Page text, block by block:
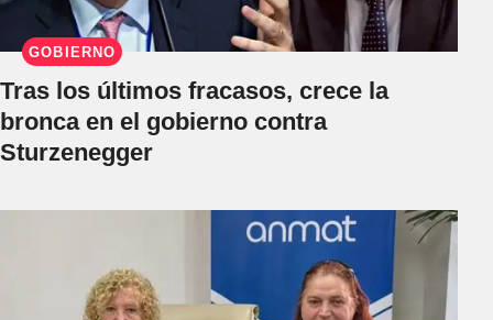
GOBIERNO
Tras los últimos fracasos, crece la
bronca en el gobierno contra
Sturzenegger